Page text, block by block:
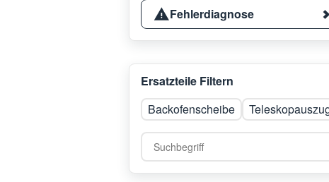
Fehlerdiagnose
Ersatzteile Filtern
Backofenscheibe